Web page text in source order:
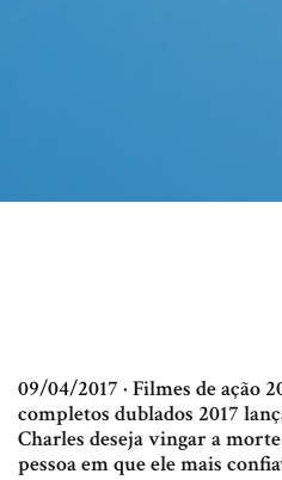
09/04/2017 · Filmes de ação
completos dublados 2017
Charles deseja vingar a
pessoa em que ele mais